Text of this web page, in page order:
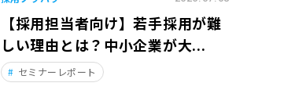
【採用担当者向け】若手採用が難
しい理由とは？中小企業が大...
セミナーレポート